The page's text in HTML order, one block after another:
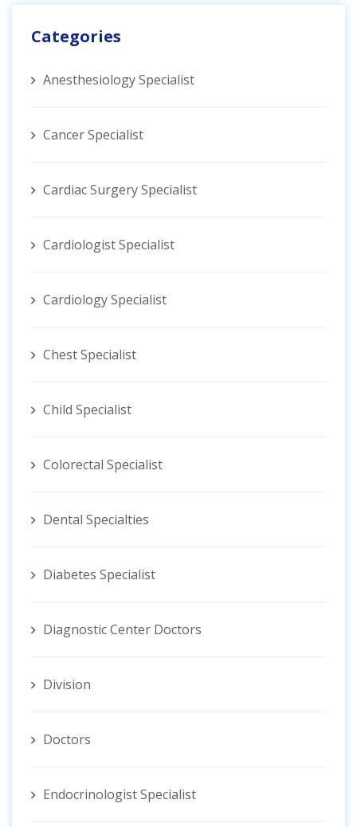
Categories
Anesthesiology Specialist
Cancer Specialist
Cardiac Surgery Specialist
Cardiologist Specialist
Cardiology Specialist
Chest Specialist
Child Specialist
Colorectal Specialist
Dental Specialties
Diabetes Specialist
Diagnostic Center Doctors
Division
Doctors
Endocrinologist Specialist